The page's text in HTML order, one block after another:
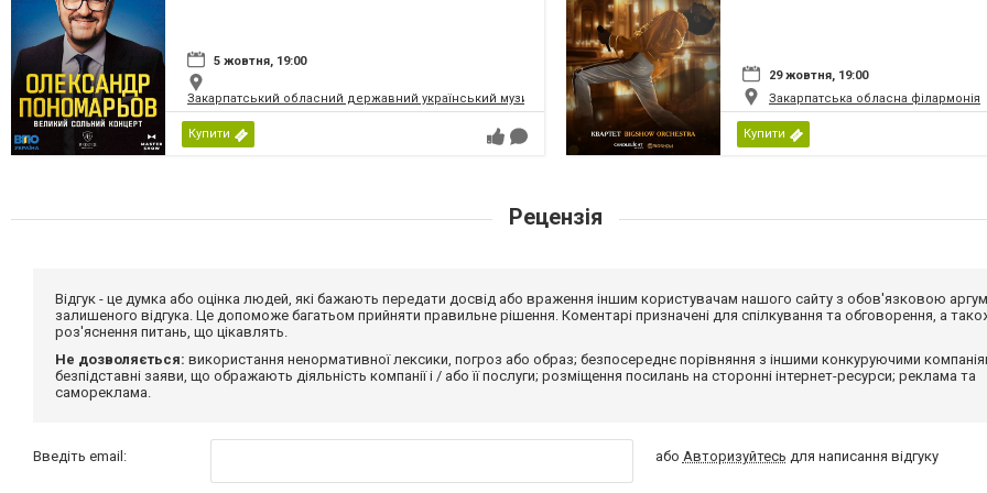
5 жовтня, 19:00
Закарпатський обласний державний український музично-драматичний театр
Купити
29 жовтня, 19:00
Закарпатська обласна філармонія
Купити
Рецензія
Відгук - це думка або оцінка людей, які бажають передати досвід або враження іншим користувачам нашого сайту з обов'язковою
залишеного відгука. Це допоможе багатьом прийняти правильне рішення. Коментарі призначені для спілкування та обговорення, а
роз'яснення питань, що цікавлять.
Не дозволяється: використання ненормативної лексики, погроз або образ; безпосереднє порівняння з іншими конкуруючими
безпідставні заяви, що ображають діяльність компанії і / або її послуги; розміщення посилань на сторонні інтернет-ресурси; реклама та
самореклама.
Введіть email: або Авторизуйтесь для написання відгуку